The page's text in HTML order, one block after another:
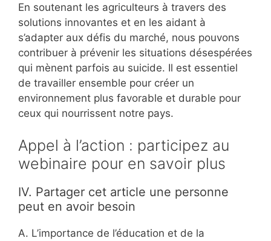
En soutenant les agriculteurs à travers des
solutions innovantes et en les aidant à
s’adapter aux défis du marché, nous pouvons
contribuer à prévenir les situations désespérées
qui mènent parfois au suicide. Il est essentiel
de travailler ensemble pour créer un
environnement plus favorable et durable pour
ceux qui nourrissent notre pays.
Appel à l’action : participez au
webinaire pour en savoir plus
IV. Partager cet article une personne
peut en avoir besoin
A. L’importance de l’éducation et de la